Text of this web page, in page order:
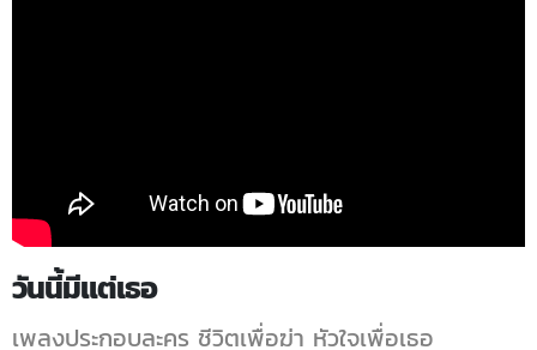
วันนี้มีแต่เธอ
เพลงประกอบละคร ชีวิตเพื่อฆ่า หัวใจเพื่อเธอ